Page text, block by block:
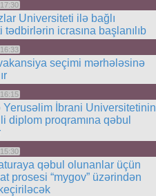
Universiteti ilə bağlı
tədbirlərin icrasına başlanılıb
seçimi mərhələsinə
Yerusəlim İbrani Universitetinin
diplom proqramına qəbul
qəbul olunanlar üçün
prosesi “mygov” üzərindən